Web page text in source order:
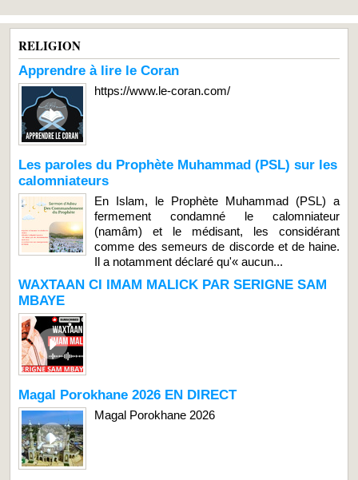
RELIGION
Apprendre à lire le Coran
https://www.le-coran.com/
Les paroles du Prophète Muhammad (PSL) sur les
calomniateurs
En Islam, le Prophète Muhammad (PSL) a
fermement condamné le calomniateur
(namâm) et le médisant, les considérant
comme des semeurs de discorde et de haine.
Il a notamment déclaré qu'« aucun...
WAXTAAN CI IMAM MALICK PAR SERIGNE SAM
MBAYE
Magal Porokhane 2026 EN DIRECT
Magal Porokhane 2026